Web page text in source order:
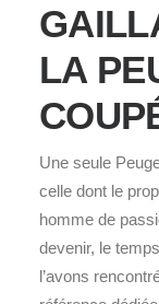
LA
Une seule
celle dont le
homme de
devenir, le
l’avons